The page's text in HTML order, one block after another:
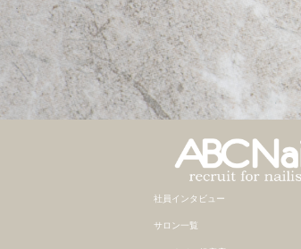
社員インタビュー
サロン一覧